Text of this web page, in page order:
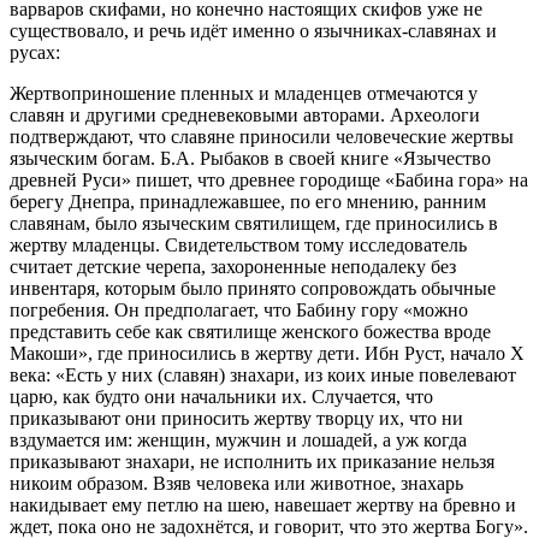
варваров скифами, но конечно настоящих скифов уже не
существовало, и речь идёт именно о язычниках-славянах и
русах:
Жертвоприношение пленных и младенцев отмечаются у
славян и другими средневековыми авторами. Археологи
подтверждают, что славяне приносили человеческие жертвы
языческим богам. Б.А. Рыбаков в своей книге «Язычество
древней Руси» пишет, что древнее городище «Бабина гора» на
берегу Днепра, принадлежавшее, по его мнению, ранним
славянам, было языческим святилищем, где приносились в
жертву младенцы. Свидетельством тому исследователь
считает детские черепа, захороненные неподалеку без
инвентаря, которым было принято сопровождать обычные
погребения. Он предполагает, что Бабину гору «можно
представить себе как святилище женского божества вроде
Макоши», где приносились в жертву дети. Ибн Руст, начало X
века: «Есть у них (славян) знахари, из коих иные повелевают
царю, как будто они начальники их. Случается, что
приказывают они приносить жертву творцу их, что ни
вздумается им: женщин, мужчин и лошадей, а уж когда
приказывают знахари, не исполнить их приказание нельзя
никоим образом. Взяв человека или животное, знахарь
накидывает ему петлю на шею, навешает жертву на бревно и
ждет, пока оно не задохнётся, и говорит, что это жертва Богу».